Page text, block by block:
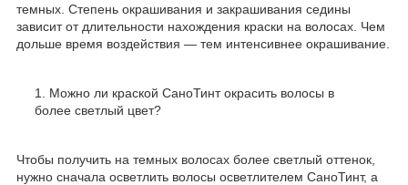
темных. Степень окрашивания и закрашивания седины
зависит от длительности нахождения краски на волосах. Чем
дольше время воздействия — тем интенсивнее окрашивание.
Можно ли краской СаноТинт окрасить волосы в
более светлый цвет?
Чтобы получить на темных волосах более светлый оттенок,
нужно сначала осветлить волосы осветлителем СаноТинт, а